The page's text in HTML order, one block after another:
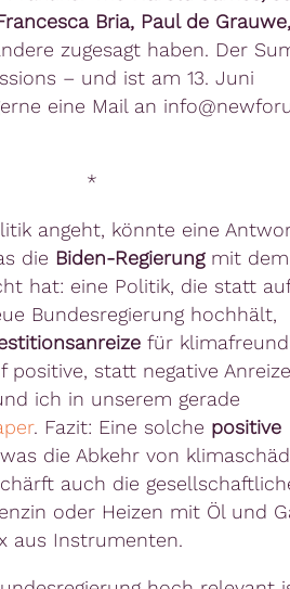
Bria, Paul de
zugesagt haben. Der
– und ist am 13. Juni
eine Mail an
*
angeht, könnte eine
die Biden-Regierungmit dem
hat: eine Politik, die statt
Bundesregierung hochhält,
für
positive, statt negative
ich in unserem gerade
. Fazit: Eine solche positive
die Abkehr von
auch die
oder Heizen mit Öl und
aus Instrumenten.